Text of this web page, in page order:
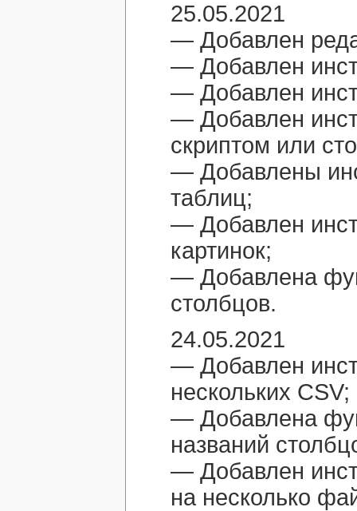
25.05.2021
— Добавлен
— Добавлен
— Добавлен
— Добавлен
скриптом или
— Добавлены
таблиц;
— Добавлен
картинок;
— Добавлена
столбцов.
24.05.2021
— Добавлен
нескольких CSV;
— Добавлена
названий
— Добавлен
на несколько